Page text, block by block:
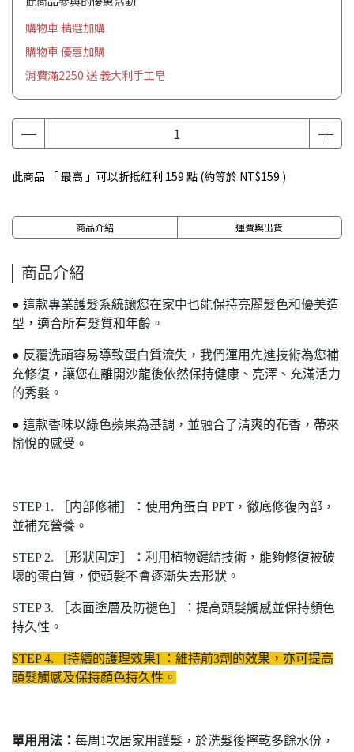
購物車 精選加購
購物車 優惠加購
消費滿2250 送 義大利手工皂
此商品 「 最高 」可以折抵紅利 159 點 (約等於 NT$159 )
商品介紹 運費與出貨
商品介紹
● 這款專業護髮系統讓您在家中也能保持亮麗髮色和優美造
型，適合所有髮質和年齡。
● 反覆洗頭容易導致蛋白質流失，我們運用先進技術為您補
充修復，讓您在離開沙龍後依然保持健康、亮澤、充滿活力
的秀髮。
● 這款香味以綠色蘋果為基調，並融合了清爽的花香，帶來
愉悅的感受。
STEP 1. ［内部修補］：使用角蛋白 PPT，徹底修復內部，
並補充營養。
STEP 2. ［形狀固定］：利用植物鍵結技術，能夠修復被破
壞的蛋白質，使頭髮不會逐漸失去形狀。
STEP 3. ［表面塗層及防褪色］：提高頭髮觸感並保持顏色
持久性。
STEP 4. [持續的護理效果] ：維持前3劑的效果，亦可提高
頭髮觸感及保持顏色持久性。
單用用法： 每周1次居家用護髮，於洗髮後擰乾多餘水份，